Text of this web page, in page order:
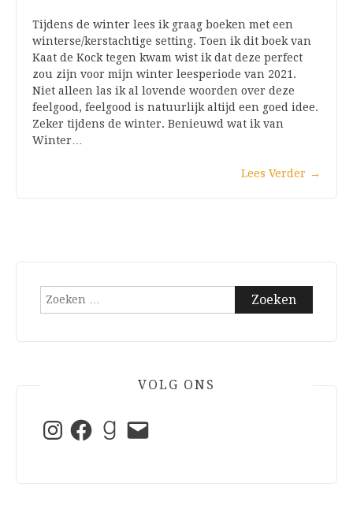
Tijdens de winter lees ik graag boeken met een
winterse/kerstachtige setting. Toen ik dit boek van
Kaat de Kock tegen kwam wist ik dat deze perfect
zou zijn voor mijn winter leesperiode van 2021.
Niet alleen las ik al lovende woorden over deze
feelgood, feelgood is natuurlijk altijd een goed idee.
Zeker tijdens de winter. Benieuwd wat ik van
Winter…
Lees Verder →
Zoeken
VOLG ONS
InstagramFacebookGoodreads
E-
mail